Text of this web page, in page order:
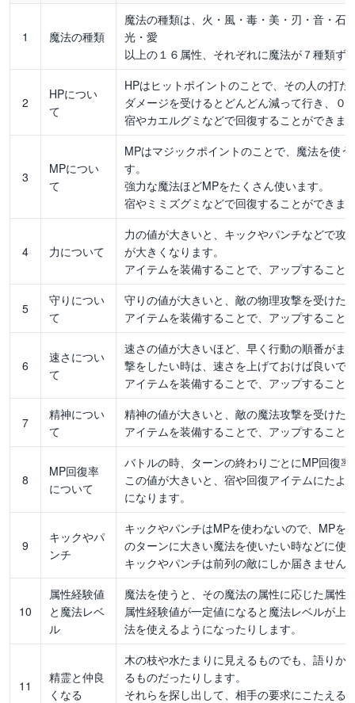
1 魔法の種類
魔法の種類は、火・風・毒・美・刃・音・石
光・愛
以上の１６属性、それぞれに魔法が７種類ず
2
HPについ
て
HPはヒットポイントのことで、その人の打
ダメージを受けるとどんどん減って行き、０
宿やカエルグミなどで回復することができま
3
MPについ
て
MPはマジックポイントのことで、魔法を使
す。
強力な魔法ほどMPをたくさん使います。
宿やミミズグミなどで回復することができま
4 力について
力の値が大きいと、キックやパンチなどで攻
が大きくなります。
アイテムを装備することで、アップすること
5
守りについ
て
守りの値が大きいと、敵の物理攻撃を受けた
アイテムを装備することで、アップすること
6
速さについ
て
速さの値が大きいほど、早く行動の順番がま
撃をしたい時は、速さを上げておけば良いで
アイテムを装備することで、アップすること
7
精神につい
て
精神の値が大きいと、敵の魔法攻撃を受けた
アイテムを装備することで、アップすること
8
MP回復率
について
バトルの時、ターンの終わりごとにMP回復
この値が大きいと、宿や回復アイテムにたよ
になります。
9
キックやパ
ンチ
キックやパンチはMPを使わないので、MPを
のターンに大きい魔法を使いたい時などに使
キックやパンチは前列の敵にしか届きません
10
属性経験値
と魔法レベ
ル
魔法を使うと、その魔法の属性に応じた属性
属性経験値が一定値になると魔法レベルが上
法を使えるようになったりします。
11
精霊と仲良
くなる
木の枝や水たまりに見えるものでも、語りか
るものだったりします。
それらを探し出して、相手の要求にこたえる